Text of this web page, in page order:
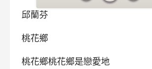
邱蘭芬
桃花鄉
桃花鄉桃花鄉是戀愛地